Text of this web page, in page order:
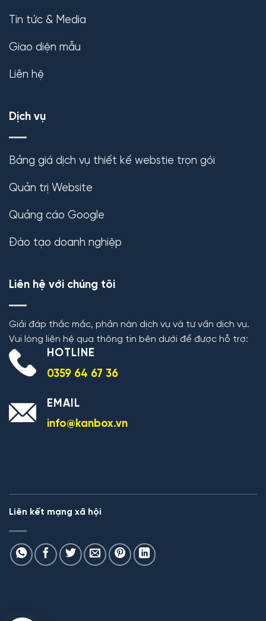
Tin tức & Media
Giao diện mẫu
Liên hệ
Dịch vụ
Bảng giá dịch vụ thiết kế webstie trọn gói
Quản trị Website
Quảng cáo Google
Đào tạo doanh nghiệp
Liên hệ với chúng tôi
Giải đáp thắc mắc, phản nàn dịch vụ và tư vấn dịch vụ.
Vui lòng liên hệ qua thông tin bên dưới để được hỗ trợ:
HOTLINE
0359 64 67 36
EMAIL
info@kanbox.vn
Liên kết mạng xã hội